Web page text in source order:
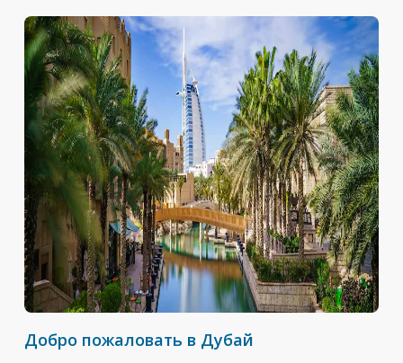
Добро пожаловать в Дубай